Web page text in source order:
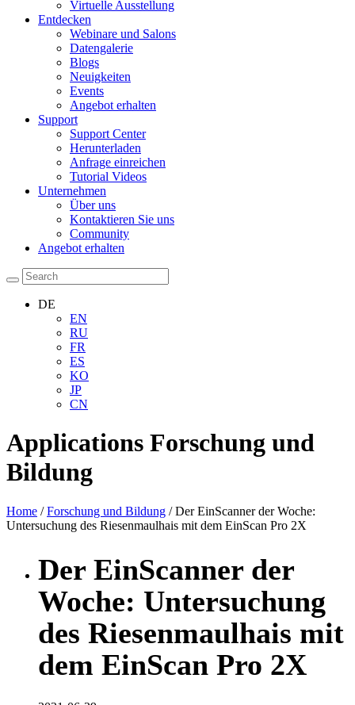
Virtuelle Ausstellung
Entdecken
Webinare und Salons
Datengalerie
Blogs
Neuigkeiten
Events
Angebot erhalten
Support
Support Center
Herunterladen
Anfrage einreichen
Tutorial Videos
Unternehmen
Über uns
Kontaktieren Sie uns
Community
Angebot erhalten
DE
EN
RU
FR
ES
KO
JP
CN
Applications Forschung und
Bildung
Home /Forschung und Bildung / Der EinScanner der Woche:
Untersuchung des Riesenmaulhais mit dem EinScan Pro 2X
Der EinScanner der
Woche: Untersuchung
des Riesenmaulhais mit
dem EinScan Pro 2X